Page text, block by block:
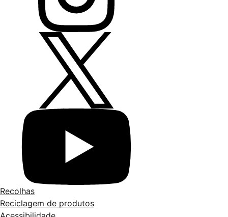
Recolhas
Reciclagem de produtos